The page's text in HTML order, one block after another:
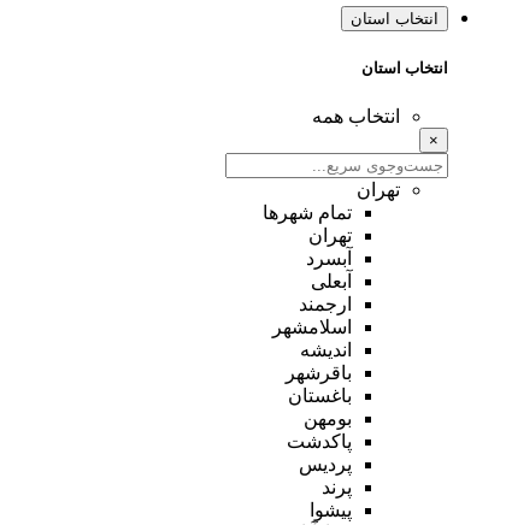
انتخاب استان
انتخاب استان
انتخاب همه
×
تهران
تمام شهر‌ها
تهران
آبسرد
آبعلی
ارجمند
اسلامشهر
اندیشه
باقرشهر
باغستان
بومهن
پاکدشت
پردیس
پرند
پیشوا